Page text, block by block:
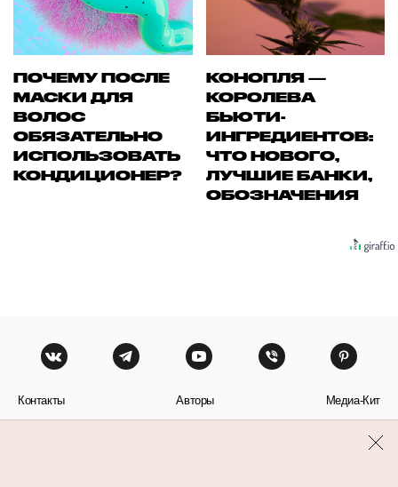
ПОЧЕМУ ПОСЛЕ
МАСКИ ДЛЯ
ВОЛОС
ОБЯЗАТЕЛЬНО
ИСПОЛЬЗОВАТЬ
КОНДИЦИОНЕР?
КОНОПЛЯ —
КОРОЛЕВА
БЬЮТИ-
ИНГРЕДИЕНТОВ:
ЧТО НОВОГО,
ЛУЧШИЕ БАНКИ,
ОБОЗНАЧЕНИЯ
Контакты Авторы Медиа-Кит